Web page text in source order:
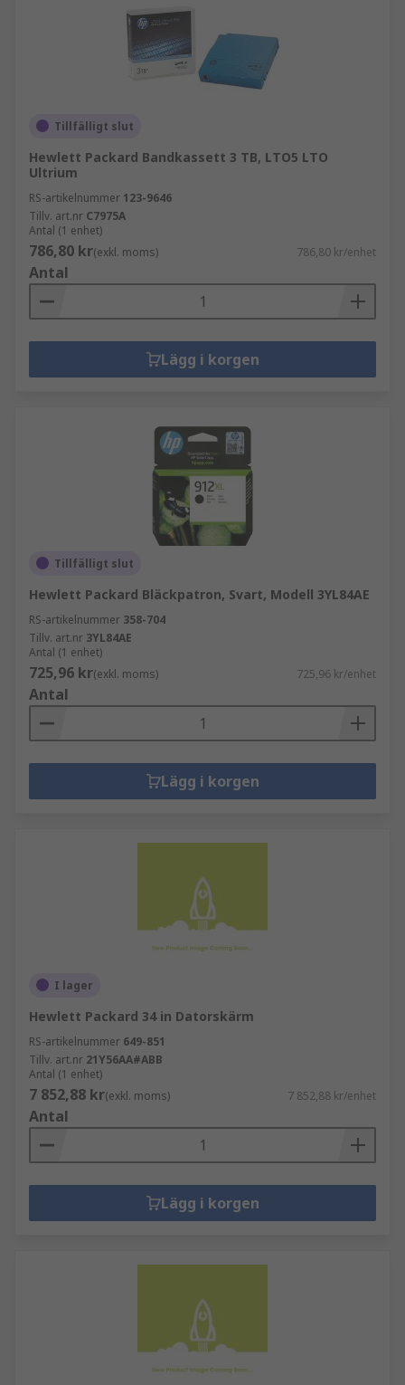
Tillfälligt slut
Hewlett Packard Bandkassett 3 TB, LTO5 LTO
Ultrium
RS-artikelnummer 123-9646
Tillv. art.nr C7975A
Antal (1 enhet)
786,80 kr(exkl. moms) 786,80 kr/enhet
Antal
Lägg i korgen
Tillfälligt slut
Hewlett Packard Bläckpatron, Svart, Modell 3YL84AE
RS-artikelnummer 358-704
Tillv. art.nr 3YL84AE
Antal (1 enhet)
725,96 kr(exkl. moms) 725,96 kr/enhet
Antal
Lägg i korgen
I lager
Hewlett Packard 34 in Datorskärm
RS-artikelnummer 649-851
Tillv. art.nr 21Y56AA#ABB
Antal (1 enhet)
7 852,88 kr(exkl. moms) 7 852,88 kr/enhet
Antal
Lägg i korgen